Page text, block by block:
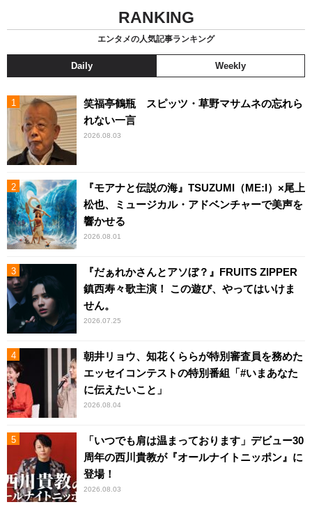
RANKING
エンタメの人気記事ランキング
Daily Weekly
笑福亭鶴瓶 スピッツ・草野マサムネの忘れら
れない一言
2026.08.03
『モアナと伝説の海』TSUZUMI（ME:I）×尾上
松也、ミュージカル・アドベンチャーで美声を
響かせる
2026.08.01
『だぁれかさんとアソぼ？』FRUITS ZIPPER
鎮西寿々歌主演！ この遊び、やってはいけま
せん。
2026.07.25
朝井リョウ、知花くららが特別審査員を務めた
エッセイコンテストの特別番組「#いまあなた
に伝えたいこと」
2026.08.04
「いつでも肩は温まっております」デビュー30
周年の西川貴教が『オールナイトニッポン』に
登場！
2026.08.03